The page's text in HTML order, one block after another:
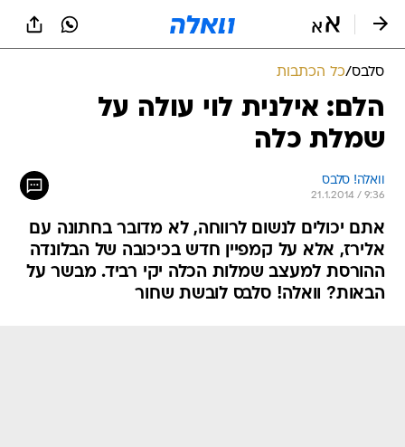
סלבס/כל הכתבות
הלם: אילנית לוי עולה על
שמלת כלה
וואלה! סלבס
21.1.2014 / 9:36
אתם יכולים לנשום לרווחה, לא מדובר בחתונה עם
אלירז, אלא על קמפיין חדש בכיכובה של הבלונדה
ההורסת למעצב שמלות הכלה יקי רביד. מבשר על
הבאות? וואלה! סלבס לובשת שחור